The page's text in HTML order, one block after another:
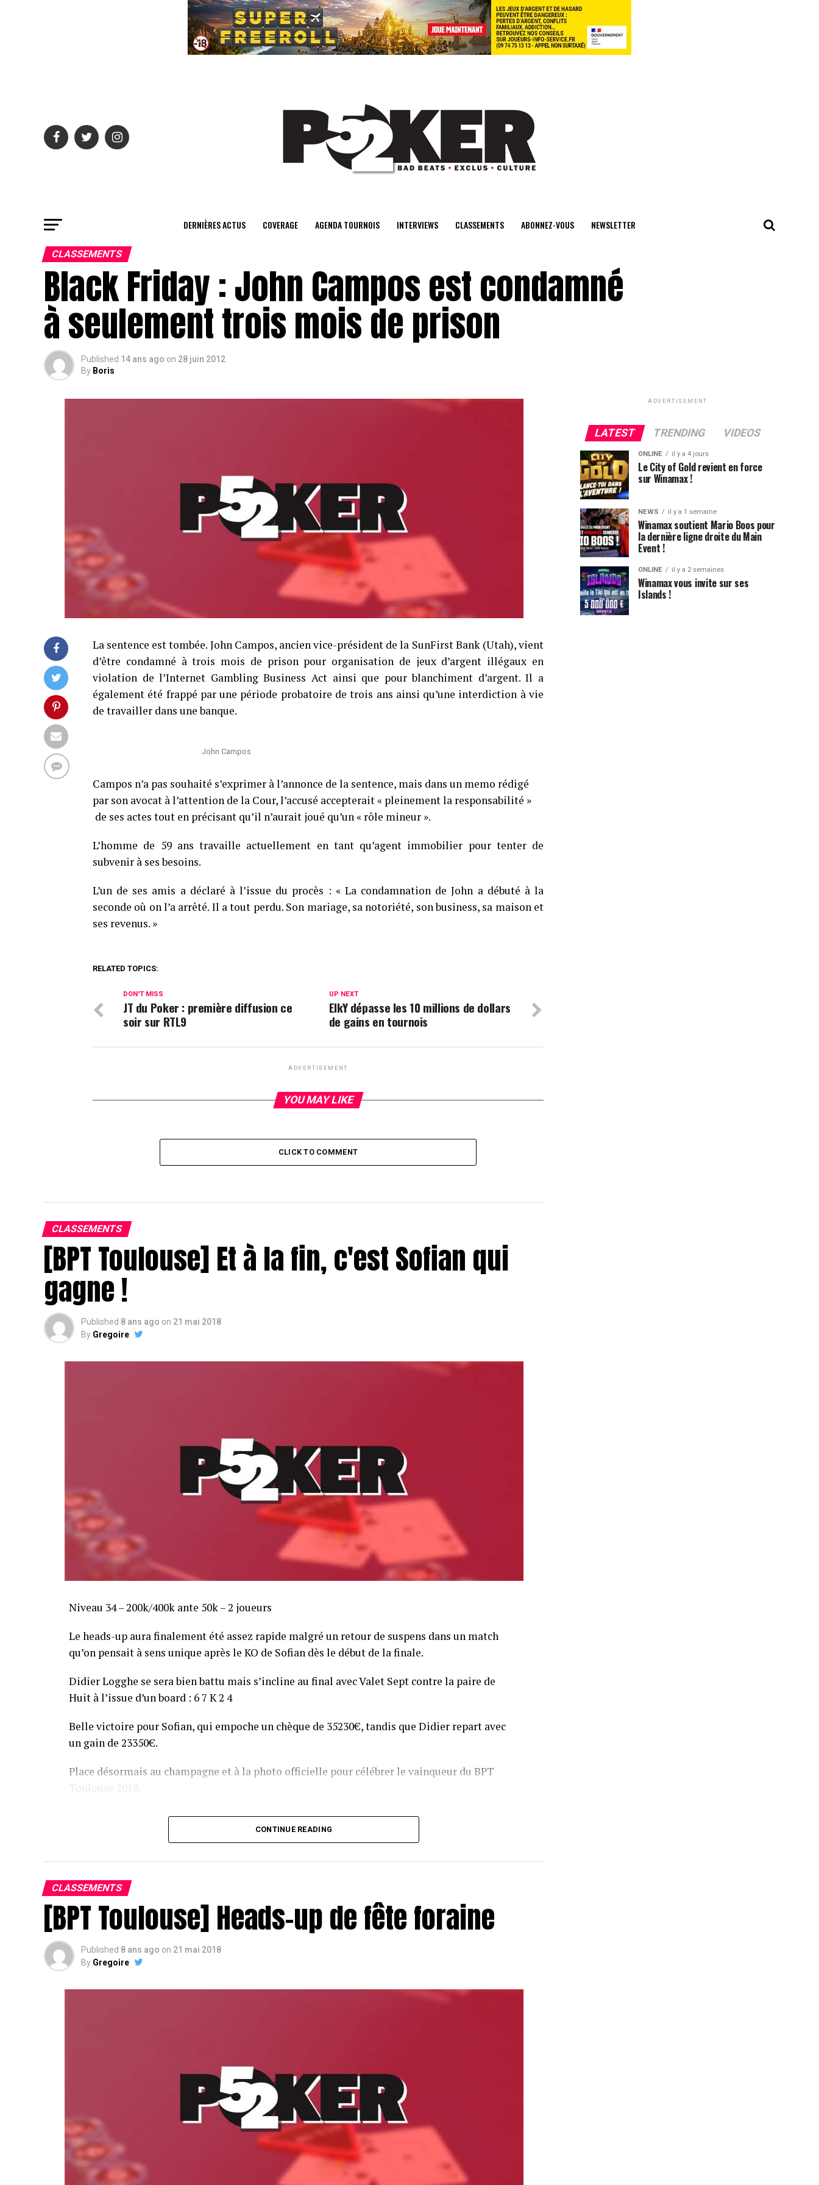
center>
DERNIÈRES ACTUS COVERAGE AGENDA TOURNOIS INTERVIEWS CLASSEMENTS ABONNEZ-VOUS NEWSLETTER
CLASSEMENTS
Black Friday : John Campos est condamné
à seulement trois mois de prison
Published 14 ans ago on 28 juin 2012
By Boris
La sentence est tombée. John Campos, ancien vice-président de la SunFirst Bank (Utah), vient
d’être condamné à trois mois de prison pour organisation de jeux d’argent illégaux en
violation de l’Internet Gambling Business Act ainsi que pour blanchiment d’argent. Il a
également été frappé par une période probatoire de trois ans ainsi qu’une interdiction à vie
de travailler dans une banque.
John Campos
Campos n’a pas souhaité s’exprimer à l’annonce de la sentence, mais dans un memo rédigé
par son avocat à l’attention de la Cour, l’accusé accepterait « pleinement la responsabilité »
de ses actes tout en précisant qu’il n’aurait joué qu’un « rôle mineur ».
L’homme de 59 ans travaille actuellement en tant qu’agent immobilier pour tenter de
subvenir à ses besoins.
L’un de ses amis a déclaré à l’issue du procès : « La condamnation de John a débuté à la
seconde où on l’a arrêté. Il a tout perdu. Son mariage, sa notoriété, son business, sa maison et
ses revenus. »
RELATED TOPICS:
UP NEXT
ElkY dépasse les 10 millions de dollars
de gains en tournois
DON'T MISS
JT du Poker : première diffusion ce
soir sur RTL9
ADVERTISEMENT
YOU MAY LIKE
CLICK TO COMMENT
CLASSEMENTS
[BPT Toulouse] Et à la fin, c'est Sofian qui
gagne !
Published 8 ans ago on 21 mai 2018
By Gregoire
Niveau 34 – 200k/400k ante 50k – 2 joueurs
Le heads-up aura finalement été assez rapide malgré un retour de suspens dans un match
qu’on pensait à sens unique après le KO de Sofian dès le début de la finale.
Didier Logghe se sera bien battu mais s’incline au final avec Valet Sept contre la paire de
Huit à l’issue d’un board : 6 7 K 2 4
Belle victoire pour Sofian, qui empoche un chèque de 35230€, tandis que Didier repart avec
un gain de 23350€.
Place désormais au champagne et à la photo officielle pour célébrer le vainqueur du BPT
Toulouse 2018.
Assis devant une tonne, Sofian remporte le trophée du BPT Toulouse 2018, en costaud !
CONTINUE READING
CLASSEMENTS
[BPT Toulouse] Heads-up de fête foraine
Published 8 ans ago on 21 mai 2018
By Gregoire
ADVERTISEMENT
LATEST TRENDING VIDEOS
ONLINE il y a 4 jours
Le City of Gold revient en force
sur Winamax !
NEWS il y a 1 semaine
Winamax soutient Mario Boos pour
la dernière ligne droite du Main
Event !
ONLINE il y a 2 semaines
Winamax vous invite sur ses
Islands !